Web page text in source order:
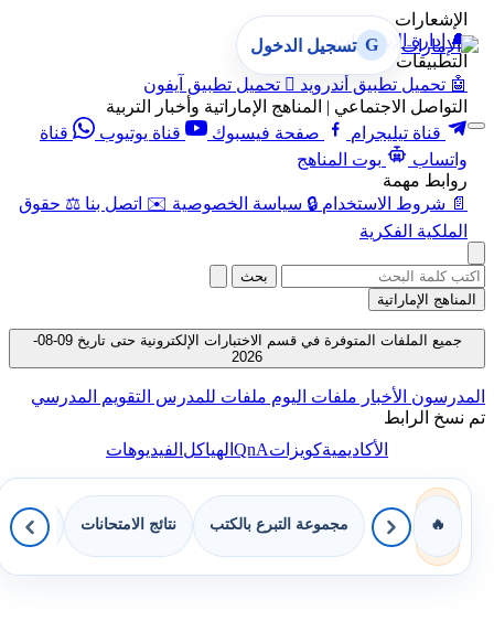
الإشعارات
🔔 إدارة الإشعارات
التطبيقات
🤖 تحميل تطبيق أندرويد  تحميل تطبيق آيفون
التواصل الاجتماعي | المناهج الإماراتية وأخبار التربية
قناة تيليجرام
صفحة فيسبوك قناة يوتيوب
قناة
واتساب
بوت المناهج
روابط مهمة
📄 شروط الاستخدام 🔒 سياسة الخصوصية ✉️ اتصل بنا ⚖️ حقوق
الملكية الفكرية
G تسجيل الدخول
بحث
المناهج الإماراتية
جميع الملفات المتوفرة في قسم الاختبارات الإلكترونية حتى تاريخ 09-08-
2026
المدرسون الأخبار ملفات اليوم ملفات للمدرس التقويم المدرسي
تم نسخ الرابط
الأكاديميةكويزاتQnAالهياكل الفيديوهات
🔥 مجموعة التبرع بالكتب نتائج الامتحانات